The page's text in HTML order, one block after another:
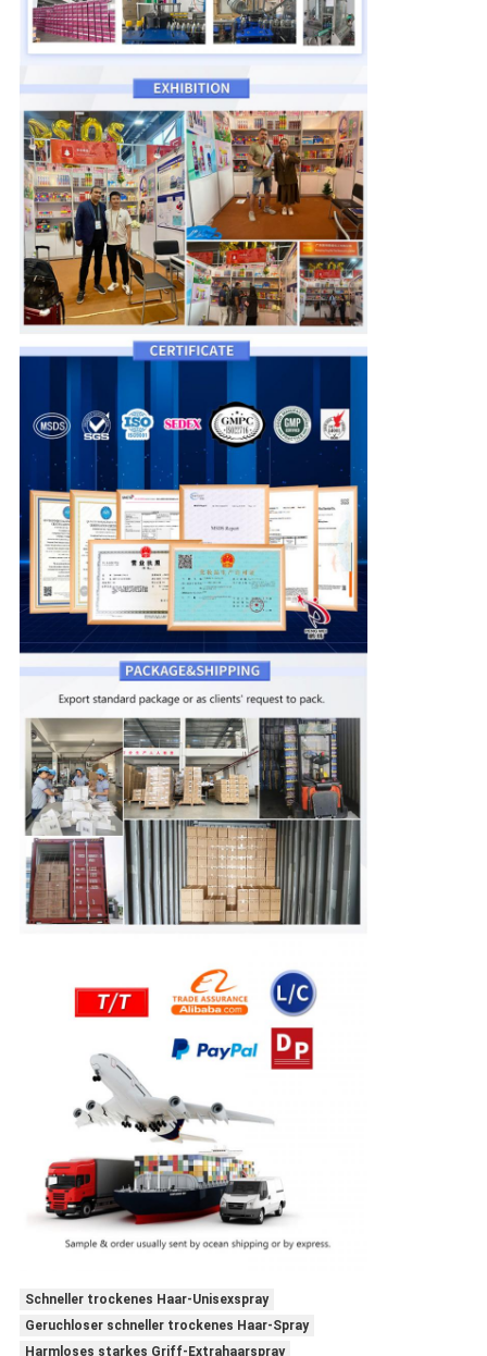
Schneller trockenes Haar-Unisexspray
Geruchloser schneller trockenes Haar-Spray
Harmloses starkes Griff-Extrahaarspray